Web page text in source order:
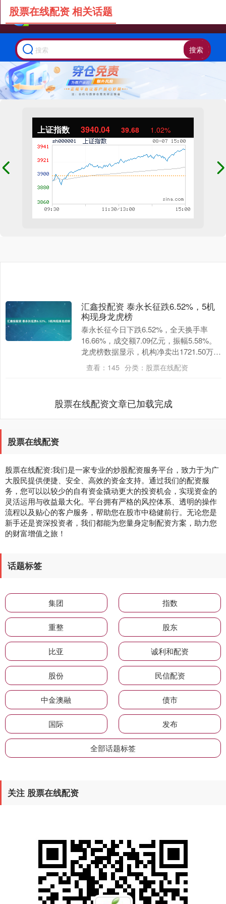
搜索
上证指数 3940.04 39.68 1.02%
股票在线配资 相关话题
汇鑫投配资 泰永长征跌6.52%，5机
构现身龙虎榜
泰永长征今日下跌6.52%，全天换手率
16.66%，成交额7.09亿元，振幅5.58%。
龙虎榜数据显示，机构净卖出1721.50万
元，营业部席位合计净卖出198....
查看： 145 分类： 股票在线配资
股票在线配资文章已加载完成
股票在线配资
股票在线配资:我们是一家专业的炒股配资服务平台，致力于为广
大股民提供便捷、安全、高效的资金支持。通过我们的配资服
务，您可以以较少的自有资金撬动更大的投资机会，实现资金的
灵活运用与收益最大化。平台拥有严格的风控体系、透明的操作
流程以及贴心的客户服务，帮助您在股市中稳健前行。无论您是
新手还是资深投资者，我们都能为您量身定制配资方案，助力您
的财富增值之旅！
话题标签
集团 指数
重整 股东
比亚 诚利和配资
股份 民信配资
中金澳融 债市
国际 发布
全部话题标签
关注 股票在线配资